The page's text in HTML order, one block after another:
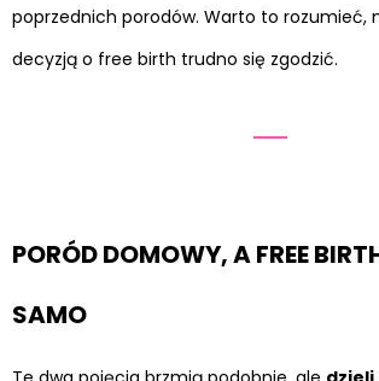
poprzednich porodów. Warto to rozumieć,
decyzją o free birth trudno się zgodzić.
PORÓD DOMOWY, A FREE
SAMO